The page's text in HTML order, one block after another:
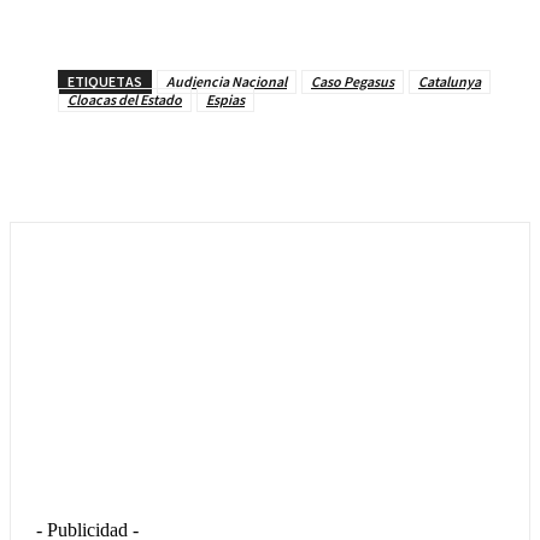
ETIQUETAS Audiencia Nacional Caso Pegasus
Catalunya
Cloacas del Estado
Espias
- Publicidad -